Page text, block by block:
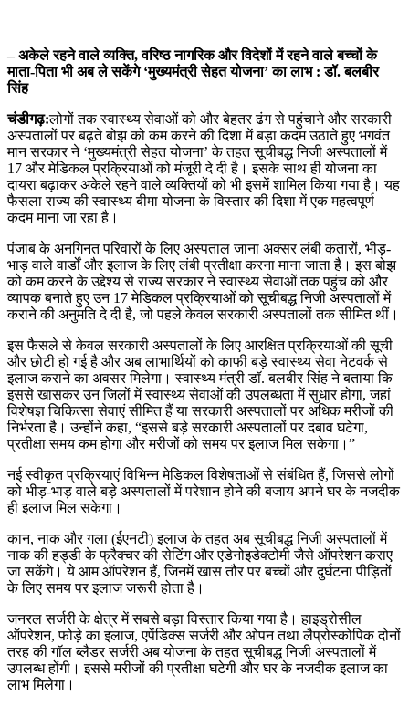
– अकेले रहने वाले व्यक्ति, वरिष्ठ नागरिक और विदेशों में रहने वाले बच्चों के
माता-पिता भी अब ले सकेंगे ‘मुख्यमंत्री सेहत योजना’ का लाभ : डॉ. बलबीर
सिंह
चंडीगढ़:लोगों तक स्वास्थ्य सेवाओं को और बेहतर ढंग से पहुंचाने और सरकारी
अस्पतालों पर बढ़ते बोझ को कम करने की दिशा में बड़ा कदम उठाते हुए भगवंत
मान सरकार ने ‘मुख्यमंत्री सेहत योजना’ के तहत सूचीबद्ध निजी अस्पतालों में
17 और मेडिकल प्रक्रियाओं को मंजूरी दे दी है। इसके साथ ही योजना का
दायरा बढ़ाकर अकेले रहने वाले व्यक्तियों को भी इसमें शामिल किया गया है। यह
फैसला राज्य की स्वास्थ्य बीमा योजना के विस्तार की दिशा में एक महत्वपूर्ण
कदम माना जा रहा है।
पंजाब के अनगिनत परिवारों के लिए अस्पताल जाना अक्सर लंबी कतारों, भीड़-
भाड़ वाले वार्डों और इलाज के लिए लंबी प्रतीक्षा करना माना जाता है। इस बोझ
को कम करने के उद्देश्य से राज्य सरकार ने स्वास्थ्य सेवाओं तक पहुंच को और
व्यापक बनाते हुए उन 17 मेडिकल प्रक्रियाओं को सूचीबद्ध निजी अस्पतालों में
कराने की अनुमति दे दी है, जो पहले केवल सरकारी अस्पतालों तक सीमित थीं।
इस फैसले से केवल सरकारी अस्पतालों के लिए आरक्षित प्रक्रियाओं की सूची
और छोटी हो गई है और अब लाभार्थियों को काफी बड़े स्वास्थ्य सेवा नेटवर्क से
इलाज कराने का अवसर मिलेगा। स्वास्थ्य मंत्री डॉ. बलबीर सिंह ने बताया कि
इससे खासकर उन जिलों में स्वास्थ्य सेवाओं की उपलब्धता में सुधार होगा, जहां
विशेषज्ञ चिकित्सा सेवाएं सीमित हैं या सरकारी अस्पतालों पर अधिक मरीजों की
निर्भरता है। उन्होंने कहा, “इससे बड़े सरकारी अस्पतालों पर दबाव घटेगा,
प्रतीक्षा समय कम होगा और मरीजों को समय पर इलाज मिल सकेगा।”
नई स्वीकृत प्रक्रियाएं विभिन्न मेडिकल विशेषताओं से संबंधित हैं, जिससे लोगों
को भीड़-भाड़ वाले बड़े अस्पतालों में परेशान होने की बजाय अपने घर के नजदीक
ही इलाज मिल सकेगा।
कान, नाक और गला (ईएनटी) इलाज के तहत अब सूचीबद्ध निजी अस्पतालों में
नाक की हड्डी के फ्रैक्चर की सेटिंग और एडेनोइडेक्टोमी जैसे ऑपरेशन कराए
जा सकेंगे। ये आम ऑपरेशन हैं, जिनमें खास तौर पर बच्चों और दुर्घटना पीड़ितों
के लिए समय पर इलाज जरूरी होता है।
जनरल सर्जरी के क्षेत्र में सबसे बड़ा विस्तार किया गया है। हाइड्रोसील
ऑपरेशन, फोड़े का इलाज, एपेंडिक्स सर्जरी और ओपन तथा लैप्रोस्कोपिक दोनों
तरह की गॉल ब्लैडर सर्जरी अब योजना के तहत सूचीबद्ध निजी अस्पतालों में
उपलब्ध होंगी। इससे मरीजों की प्रतीक्षा घटेगी और घर के नजदीक इलाज का
लाभ मिलेगा।